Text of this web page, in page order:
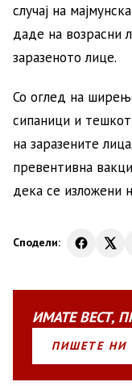
случај на
даде на возрасни
заразеното лице.
Со оглед на
сипаници и
на заразените
превентивна
дека се изложени
Сподели:
ИМАТЕВЕСТ,
ПИШЕТЕ НИ